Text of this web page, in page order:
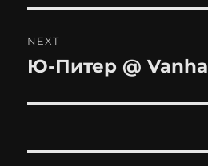
NEXT
Next
Ю-Питер @ Vanha